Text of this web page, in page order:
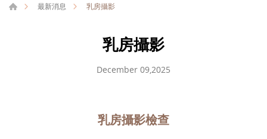
最新消息 乳房攝影
乳房攝影
December 09,2025
乳房攝影檢查